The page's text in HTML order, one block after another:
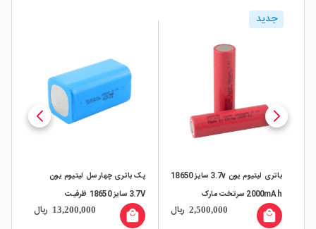
جدید
باتری لیتیوم یون 3.7v سایز 18650
2000mAh سرتخت مارک
BESTON
2,500,000 ریال local_mall
پک باتری چهار سل لیتیوم یون
3.7V سایز 18650 ظرفیت
15000mAh
13,200,000 ریال local_mall